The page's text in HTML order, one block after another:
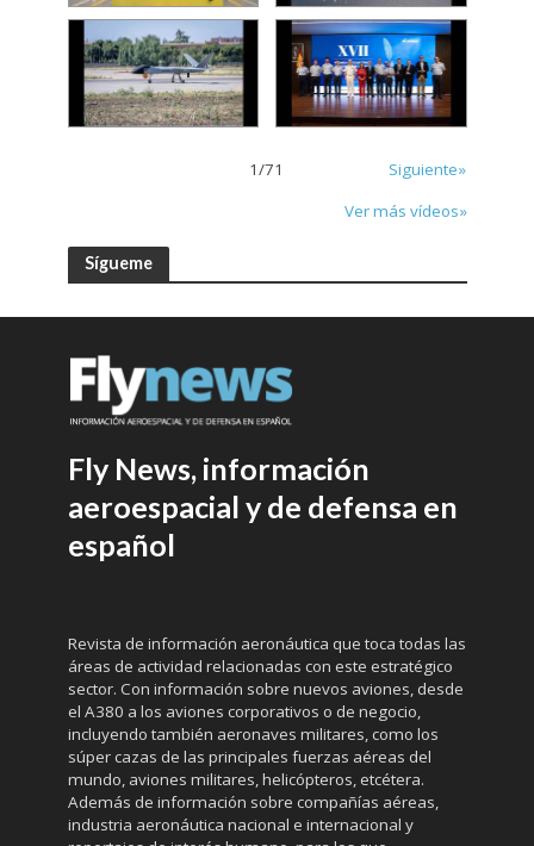
1/71
Siguiente»
Ver más vídeos»
Sígueme
Fly News, información
aeroespacial y de defensa en
español
Revista de información aeronáutica que toca todas las
áreas de actividad relacionadas con este estratégico
sector. Con información sobre nuevos aviones, desde
el A380 a los aviones corporativos o de negocio,
incluyendo también aeronaves militares, como los
súper cazas de las principales fuerzas aéreas del
mundo, aviones militares, helicópteros, etcétera.
Además de información sobre compañías aéreas,
industria aeronáutica nacional e internacional y